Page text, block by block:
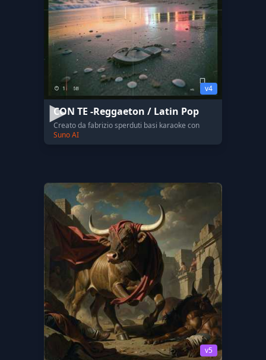
v4
CON TE -Reggaeton / Latin Pop
Creato da fabrizio sperduti basi karaoke con
Suno AI
v5